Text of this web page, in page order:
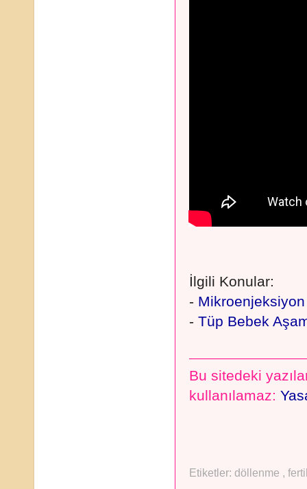
İlgili Konular:
-
- Tüp Bebek
Bu sitedeki
kullanılamaz:
Etiketler: döllenme ,